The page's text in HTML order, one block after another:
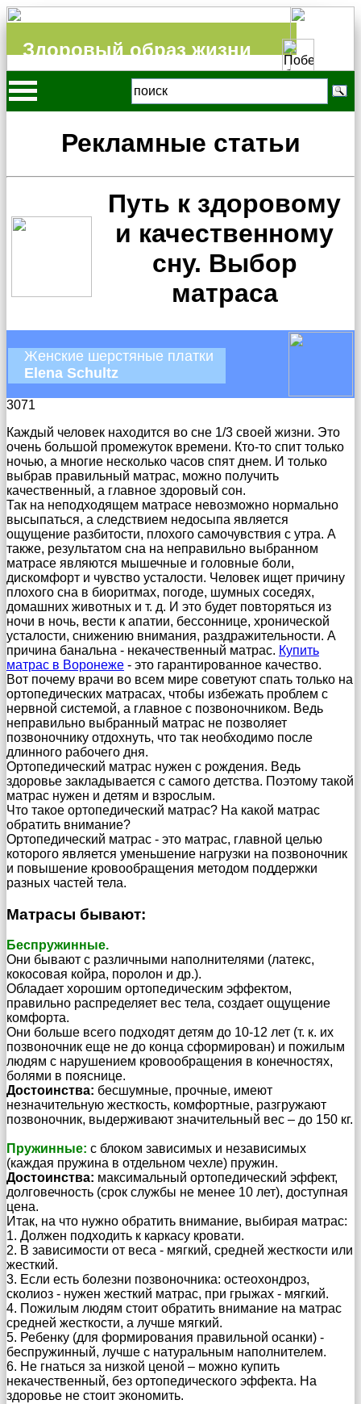
Здоровый образ жизни
Рекламные статьи
Путь к здоровому
и качественному
сну. Выбор
матраса
Женские шерстяные платки
Elena Schultz
3071
Каждый человек находится во сне 1/3 своей жизни. Это
очень большой промежуток времени. Кто-то спит только
ночью, а многие несколько часов спят днем. И только
выбрав правильный матрас, можно получить
качественный, а главное здоровый сон.
Так на неподходящем матрасе невозможно нормально
высыпаться, а следствием недосыпа является
ощущение разбитости, плохого самочувствия с утра. А
также, результатом сна на неправильно выбранном
матрасе являются мышечные и головные боли,
дискомфорт и чувство усталости. Человек ищет причину
плохого сна в биоритмах, погоде, шумных соседях,
домашних животных и т. д. И это будет повторяться из
ночи в ночь, вести к апатии, бессоннице, хронической
усталости, снижению внимания, раздражительности. А
причина банальна - некачественный матрас. Купить
матрас в Воронеже - это гарантированное качество.
Вот почему врачи во всем мире советуют спать только на
ортопедических матрасах, чтобы избежать проблем с
нервной системой, а главное с позвоночником. Ведь
неправильно выбранный матрас не позволяет
позвоночнику отдохнуть, что так необходимо после
длинного рабочего дня.
Ортопедический матрас нужен с рождения. Ведь
здоровье закладывается с самого детства. Поэтому такой
матрас нужен и детям и взрослым.
Что такое ортопедический матрас? На какой матрас
обратить внимание?
Ортопедический матрас - это матрас, главной целью
которого является уменьшение нагрузки на позвоночник
и повышение кровообращения методом поддержки
разных частей тела.
Матрасы бывают:
Беспружинные.
Они бывают с различными наполнителями (латекс,
кокосовая койра, поролон и др.).
Обладает хорошим ортопедическим эффектом,
правильно распределяет вес тела, создает ощущение
комфорта.
Они больше всего подходят детям до 10-12 лет (т. к. их
позвоночник еще не до конца сформирован) и пожилым
людям с нарушением кровообращения в конечностях,
болями в пояснице.
Достоинства: бесшумные, прочные, имеют
незначительную жесткость, комфортные, разгружают
позвоночник, выдерживают значительный вес – до 150 кг.
Пружинные: с блоком зависимых и независимых
(каждая пружина в отдельном чехле) пружин.
Достоинства: максимальный ортопедический эффект,
долговечность (срок службы не менее 10 лет), доступная
цена.
Итак, на что нужно обратить внимание, выбирая матрас:
1. Должен подходить к каркасу кровати.
2. В зависимости от веса - мягкий, средней жесткости или
жесткий.
3. Если есть болезни позвоночника: остеохондроз,
сколиоз - нужен жесткий матрас, при грыжах - мягкий.
4. Пожилым людям стоит обратить внимание на матрас
средней жесткости, а лучше мягкий.
5. Ребенку (для формирования правильной осанки) -
беспружинный, лучше с натуральным наполнителем.
6. Не гнаться за низкой ценой – можно купить
некачественный, без ортопедического эффекта. На
здоровье не стоит экономить.